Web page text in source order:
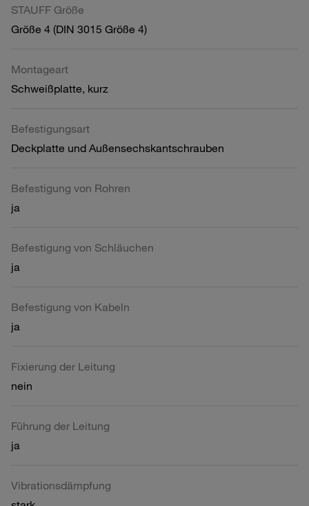
STAUFF Größe
Größe 4 (DIN 3015 Größe 4)
Montageart
Schweißplatte, kurz
Befestigungsart
Deckplatte und Außensechskantschrauben
Befestigung von Rohren
ja
Befestigung von Schläuchen
ja
Befestigung von Kabeln
ja
Fixierung der Leitung
nein
Führung der Leitung
ja
Vibrationsdämpfung